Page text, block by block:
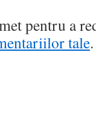
pentru a
tale.